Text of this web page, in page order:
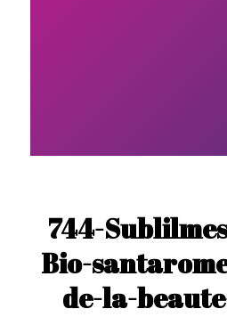
744-
Bio-
de-la-